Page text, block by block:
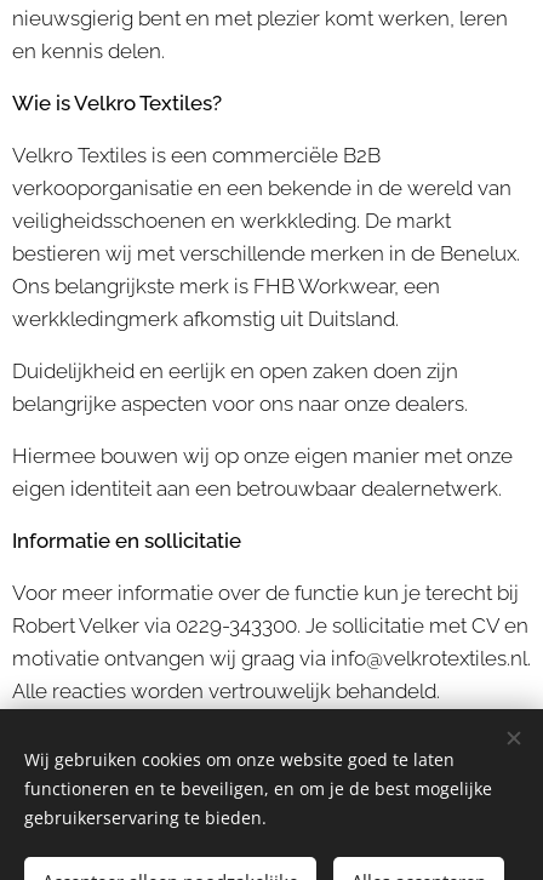
nieuwsgierig bent en met plezier komt werken, leren
en kennis delen.
Wie is Velkro Textiles?
Velkro Textiles is een commerciële B2B
verkooporganisatie en een bekende in de wereld van
veiligheidsschoenen en werkkleding. De markt
bestieren wij met verschillende merken in de Benelux.
Ons belangrijkste merk is FHB Workwear, een
werkkledingmerk afkomstig uit Duitsland.
Duidelijkheid en eerlijk en open zaken doen zijn
belangrijke aspecten voor ons naar onze dealers.
Hiermee bouwen wij op onze eigen manier met onze
eigen identiteit aan een betrouwbaar dealernetwerk.
Informatie en sollicitatie
Voor meer informatie over de functie kun je terecht bij
Robert Velker via 0229-343300. Je sollicitatie met CV en
motivatie ontvangen wij graag via info@velkrotextiles.nl.
Alle reacties worden vertrouwelijk behandeld.
STAGAIR VELKRO TEXTILES
Wij gebruiken cookies om onze website goed te laten
functioneren en te beveiligen, en om je de best mogelijke
gebruikerservaring te bieden.